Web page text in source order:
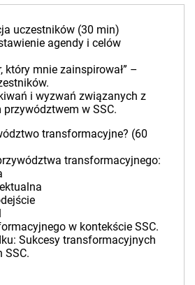
uczestników (30 min)
agendy i celów
który mnie zainspirował” –
i wyzwań związanych z
w SSC.
transformacyjne? (60
transformacyjnego:
w kontekście SSC.
Sukcesy transformacyjnych
SSC.